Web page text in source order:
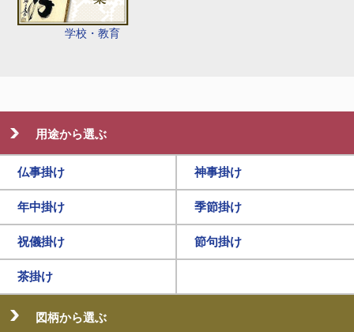
学校・教育
用途から選ぶ
仏事掛け 神事掛け
年中掛け 季節掛け
祝儀掛け 節句掛け
茶掛け
図柄から選ぶ